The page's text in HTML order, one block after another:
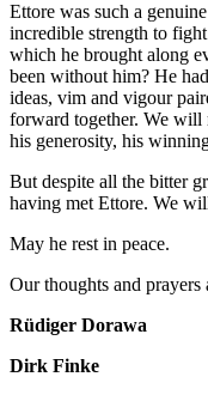
Ettore was such a
incredible strength to
which he brought along
been without him? He
ideas, vim and vigour
forward together. We will
his generosity, his
But despite all the bitter
having met Ettore. We
May he rest in peace.
Our thoughts and
Rüdiger Dorawa
Dirk Finke